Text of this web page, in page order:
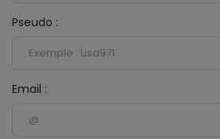
Pseudo :
Email :